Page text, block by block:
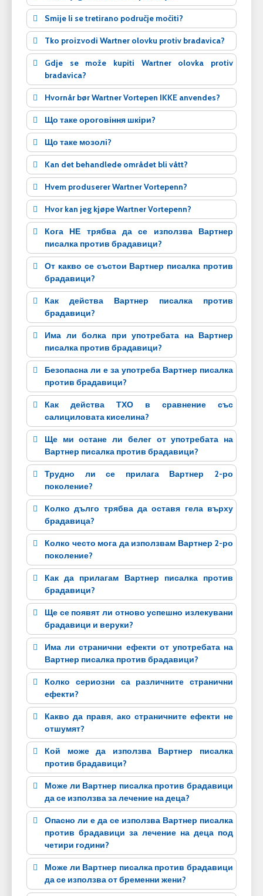
Smije li se tretirano područje močiti?
Tko proizvodi Wartner olovku protiv bradavica?
Gdje se može kupiti Wartner olovka protiv
bradavica?
Hvornår bør Wartner Vortepen IKKE anvendes?
Що таке ороговіння шкіри?
Що таке мозолі?
Kan det behandlede området bli vått?
Hvem produserer Wartner Vortepenn?
Hvor kan jeg kjøpe Wartner Vortepenn?
Кога НЕ трябва да се използва Вартнер
писалка против брадавици?
От какво се състои Вартнер писалка против
брадавици?
Как действа Вартнер писалка против
брадавици?
Има ли болка при употребата на Вартнер
писалка против брадавици?
Безопасна ли е за употреба Вартнер писалка
против брадавици?
Как действа ТХО в сравнение със
салициловата киселина?
Ще ми остане ли белег от употребата на
Вартнер писалка против брадавици?
Трудно ли се прилага Вартнер 2-ро
поколение?
Колко дълго трябва да оставя гела върху
брадавица?
Колко често мога да използвам Вартнер 2-ро
поколение?
Как да прилагам Вартнер писалка против
брадавици?
Ще се появят ли отново успешно излекувани
брадавици и веруки?
Има ли странични ефекти от употребата на
Вартнер писалка против брадавици?
Колко сериозни са различните странични
ефекти?
Какво да правя, ако страничните ефекти не
отшумят?
Кой може да използва Вартнер писалка
против брадавици?
Може ли Вартнер писалка против брадавици
да се използва за лечение на деца?
Опасно ли е да се използва Вартнер писалка
против брадавици за лечение на деца под
четири години?
Може ли Вартнер писалка против брадавици
да се използва от бременни жени?